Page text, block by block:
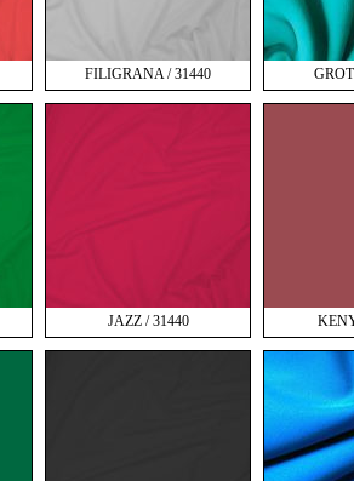
FILIGRANA / 31440
JAZZ / 31440